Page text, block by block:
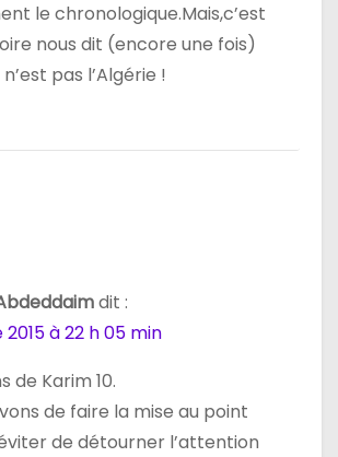
le chronologique.Mais,c’est
nous dit (encore une fois)
pas l’Algérie !
dit :
à 22 h 05 min
de Karim 10.
de faire la mise au point
de détourner l’attention